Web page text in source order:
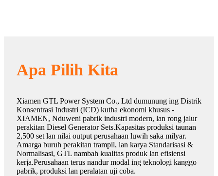
Apa Pilih Kita
Xiamen GTL Power System Co., Ltd dumunung ing Distrik
Konsentrasi Industri (ICD) kutha ekonomi khusus -
XIAMEN, Nduweni pabrik industri modern, lan rong jalur
perakitan Diesel Generator Sets.Kapasitas produksi taunan
2,500 set lan nilai output perusahaan luwih saka milyar.
Amarga buruh perakitan trampil, lan karya Standarisasi &
Normalisasi, GTL nambah kualitas produk lan efisiensi
kerja.Perusahaan terus nandur modal ing teknologi kanggo
pabrik, produksi lan peralatan uji coba.